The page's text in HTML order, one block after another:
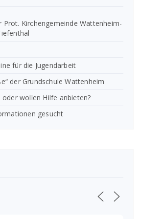
Prot. Kirchengemeinde Wattenheim-
für die Jugendarbeit
der Grundschule Wattenheim
wollen Hilfe anbieten?
gesucht